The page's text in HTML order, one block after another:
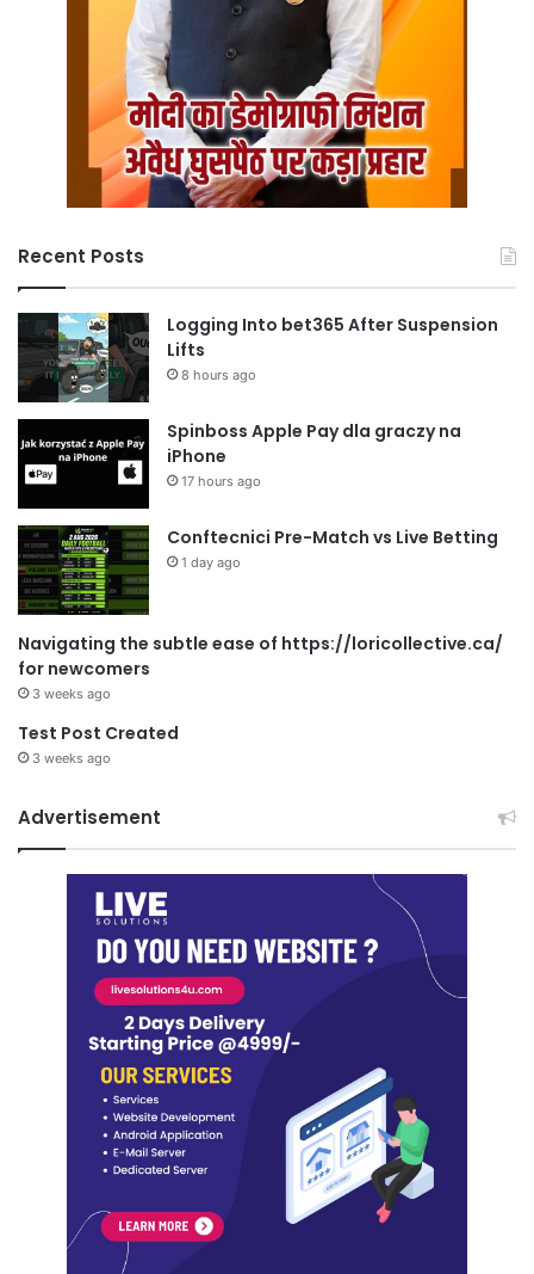
Recent Posts
Logging Into bet365 After Suspension
Lifts
8 hours ago
Spinboss Apple Pay dla graczy na
iPhone
17 hours ago
Conftecnici Pre-Match vs Live Betting
1 day ago
Navigating the subtle ease of https://loricollective.ca/
for newcomers
3 weeks ago
Test Post Created
3 weeks ago
Advertisement